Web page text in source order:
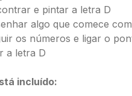
e pintar a letra D
algo que comece
os números e ligar o
a letra D
incluído: